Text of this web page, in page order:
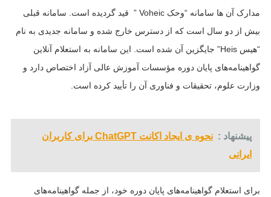
مدارک آن ها سامانه “وحک Voheic ” قید گردیده است. سامانه قبلی
بیش از دو سال است که از دسترس خارج شده و سامانه جدیدی به نام
“هیس Heis” جایگزین آن شده است. این سامانه به استعلام آنلاین
گواهینامه‌های پایان دوره مؤسسات آموزش عالی آزاد اختصاص دارد و
وزارت علوم، تحقیقات و فناوری آن را تأیید کرده است.
پیشنهاد :
نحوه ی ایجاد اکانت ChatGPT برای کاربران
ایرانی
برای استعلام گواهینامه‌های پایان دوره خود، از جمله گواهینامه‌های